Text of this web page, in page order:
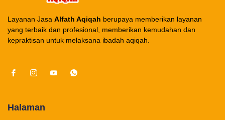
Layanan Jasa Alfath Aqiqah berupaya memberikan layanan
yang terbaik dan profesional, memberikan kemudahan dan
kepraktisan untuk melaksana ibadah aqiqah.
Halaman